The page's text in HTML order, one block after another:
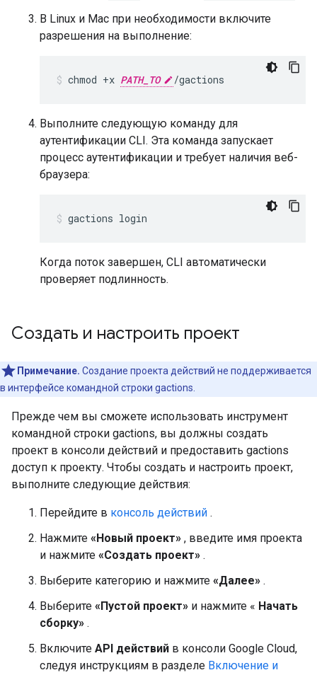
В Linux и Mac при необходимости включите
разрешения на выполнение:
chmod +x PATH_TO /gactions
Выполните следующую команду для
аутентификации CLI. Эта команда запускает
процесс аутентификации и требует наличия веб-
браузера:
gactions login
Когда поток завершен, CLI автоматически
проверяет подлинность.
Создать и настроить проект
Примечание. Создание проекта действий не поддерживается
в интерфейсе командной строки gactions.
Прежде чем вы сможете использовать инструмент
командной строки gactions, вы должны создать
проект в консоли действий и предоставить gactions
доступ к проекту. Чтобы создать и настроить проект,
выполните следующие действия:
Перейдите в консоль действий .
Нажмите «Новый проект» , введите имя проекта
и нажмите «Создать проект» .
Выберите категорию и нажмите «Далее» .
Выберите «Пустой проект» и нажмите « Начать
сборку» .
Включите API действий в консоли Google Cloud,
следуя инструкциям в разделе Включение и